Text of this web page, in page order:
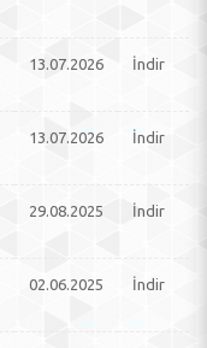
13.07.2026 İndir
13.07.2026 İndir
29.08.2025 İndir
02.06.2025 İndir